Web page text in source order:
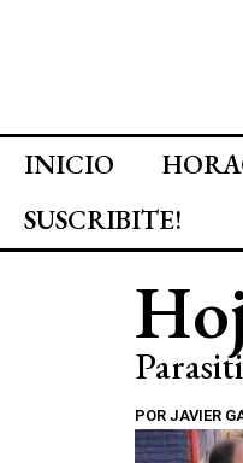
INICIO
SUSCRIBITE!
POR JAVIER